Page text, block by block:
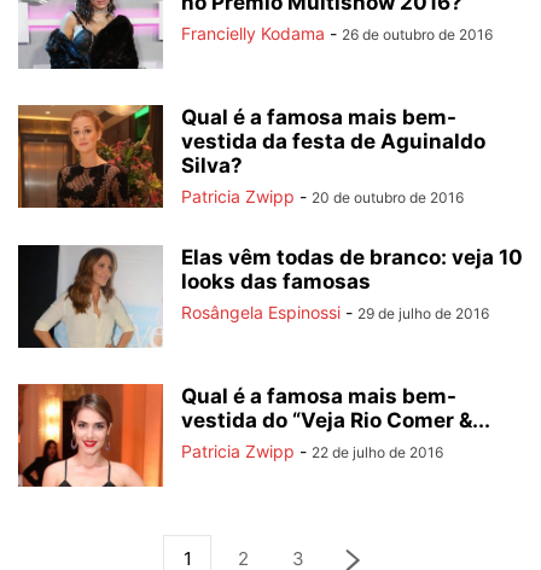
Francielly Kodama - 26 de outubro de 2016
Qual é a famosa mais bem-
vestida da festa de Aguinaldo
Silva?
Patricia Zwipp - 20 de outubro de 2016
Elas vêm todas de branco: veja 10
looks das famosas
Rosângela Espinossi - 29 de julho de 2016
Qual é a famosa mais bem-
vestida do “Veja Rio Comer &...
Patricia Zwipp - 22 de julho de 2016
1 2 3